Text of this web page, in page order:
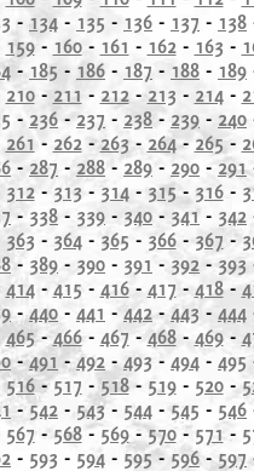
- 134 - 135 - 136 - 137 - 138
159- 160- 161 - 162- 163 -
- 185 - 186 - 187 - 188 - 189
210- 211 - 212- 213 - 214-
- 236- 237 - 238 - 239 - 240
261 - 262-263- 264- 265-
- 287 - 288 -289 - 290 - 291
312- 313 - 314- 315 - 316-
- 338 - 339 - 340 - 341 - 342
363 - 364- 365 - 366-367 -
- 389 - 390 - 391 - 392 -393
414- 415 - 416- 417 - 418-
- 440 - 441 - 442 - 443 - 444
465-466- 467 - 468- 469-
-491 -492 - 493 - 494 - 495
516-517 - 518- 519- 520-
-542 - 543- 544 - 545 - 546
567 - 568-569-570- 571-
- 593 - 594 - 595- 596 - 597